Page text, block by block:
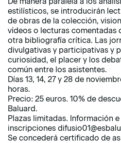
estilísticos, se introducirán
de obras de la colección,
vídeos o lecturas comentadas
otra bibliografía crítica. Las
divulgativas y participativas y
curiosidad, el placer y los
común entre los asistentes.
Días 13, 14, 27 y 28 de
horas.
Precio: 25 euros. 10% de
Baluard.
Plazas limitadas. Información e
inscripciones
Se concederá certificado de